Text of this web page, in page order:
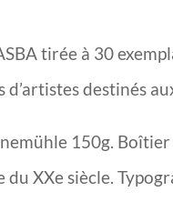
tirée à 30
destinés
150g.
XXe siècle.